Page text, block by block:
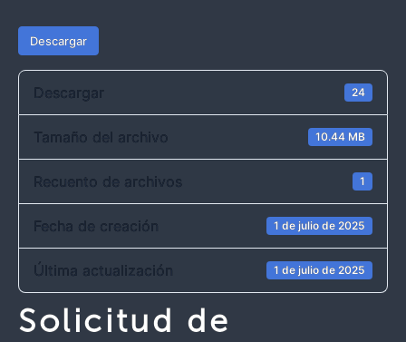
Descargar
Descargar 24
Tamaño del archivo 10.44 MB
Recuento de archivos 1
Fecha de creación 1 de julio de 2025
Última actualización 1 de julio de 2025
Solicitud de